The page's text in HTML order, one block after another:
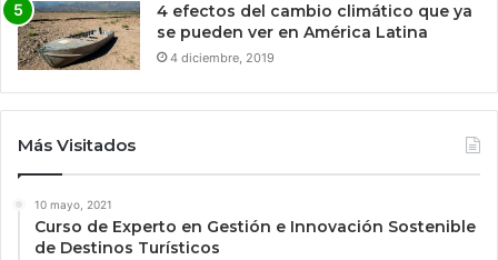
4 efectos del cambio climático que ya
se pueden ver en América Latina
4 diciembre, 2019
Más Visitados
10 mayo, 2021
Curso de Experto en Gestión e Innovación Sostenible
de Destinos Turísticos